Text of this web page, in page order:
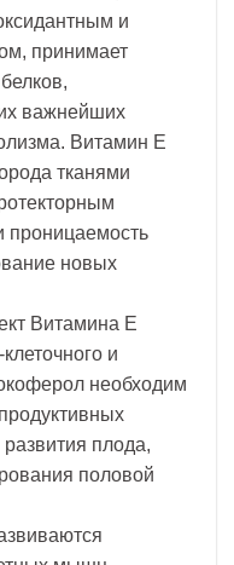
и
принимает
важнейших
Витамин Е
тканями
проницаемость
новых
Витамина Е
и
необходим
плода,
половой